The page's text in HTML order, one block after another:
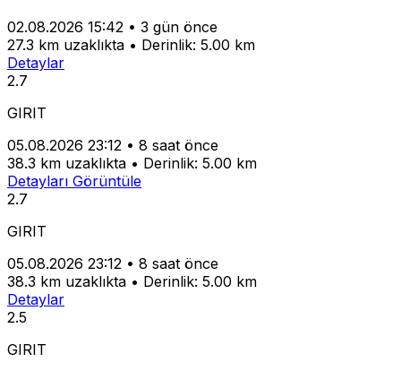
02.08.2026 15:42 • 3 gün önce
27.3 km uzaklıkta • Derinlik: 5.00 km
Detaylar
2.7
GIRIT
05.08.2026 23:12 • 8 saat önce
38.3 km uzaklıkta • Derinlik: 5.00 km
Detayları Görüntüle
2.7
GIRIT
05.08.2026 23:12 • 8 saat önce
38.3 km uzaklıkta • Derinlik: 5.00 km
Detaylar
2.5
GIRIT